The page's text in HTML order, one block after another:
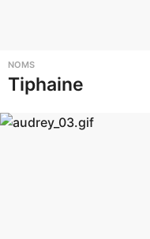
NOMS
Tiphaine